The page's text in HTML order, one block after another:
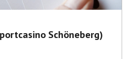
Schöneberg)